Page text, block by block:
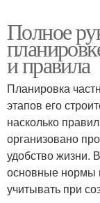
Полное
и правила
Планировка
этапов его
насколько
организовано
удобство жизни.
основные нормы
учитывать при